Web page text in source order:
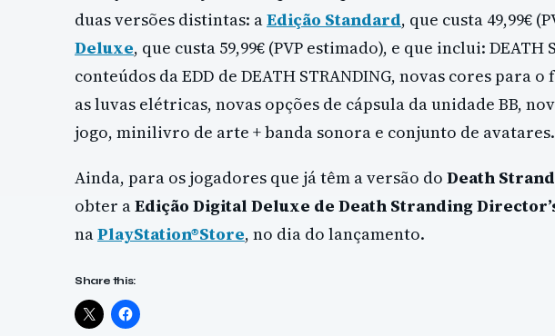
duas versões distintas: aEdição Standard, que custa 49,99€
Deluxe, que custa 59,99€ (PVP estimado), e que inclui: DEATH
conteúdos da EDD de DEATH STRANDING, novas cores para
as luvas elétricas, novas opções de cápsula da unidade BB,
jogo, minilivro de arte + banda sonora e conjunto de avatares.
Ainda, para os jogadores que já têm a versão do Death
obter aEdição Digital Deluxe de Death Stranding
naPlayStation®Store, no dia do lançamento.
Share this: